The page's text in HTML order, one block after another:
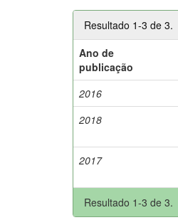
Resultado 1-3 de 3.
Ano de
publicação
2016
2018
2017
Resultado 1-3 de 3.